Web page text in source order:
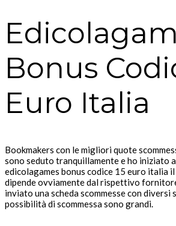
Bonus
Euro Italia
Bookmakers con le migliori quote
sono seduto tranquillamente e ho iniziato
edicolagames bonus codice 15 euro italia
dipende ovviamente dal rispettivo
inviato una scheda scommesse con diversi
possibilità di scommessa sono grandi.